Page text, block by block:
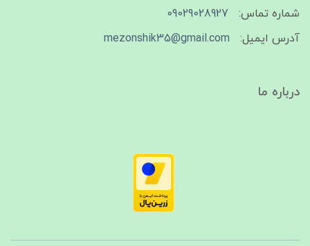
شماره تماس:
09029028927
آدرس ایمیل:
mezonshik35@gmail.com
درباره ما